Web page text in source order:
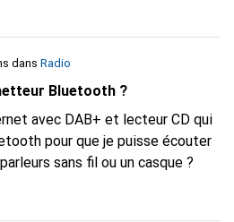
dans Radio
Bluetooth ?
avec DAB+ et lecteur CD qui
pour que je puisse écouter
sans fil ou un casque ?